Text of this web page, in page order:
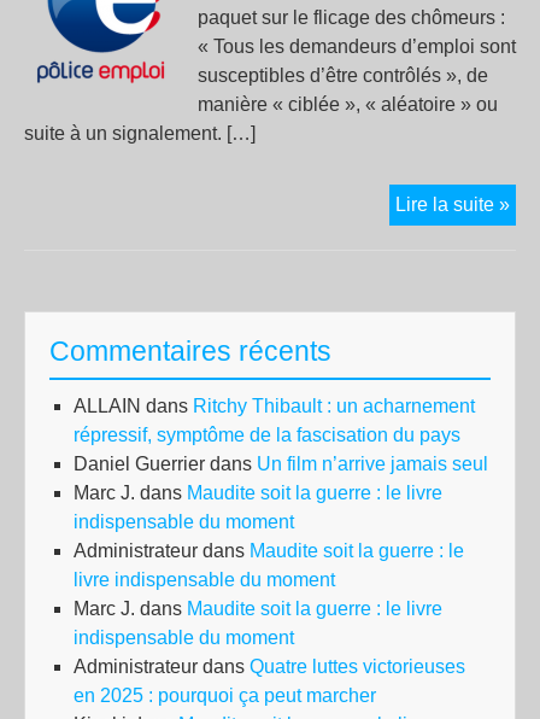
paquet sur le flicage des chômeurs :
« Tous les demandeurs d’emploi sont
susceptibles d’être contrôlés », de
manière « ciblée », « aléatoire » ou
suite à un signalement. […]
Lire la suite »
Ce
Commentaires récents
ALLAIN dans Ritchy Thibault : un acharnement
répressif, symptôme de la fascisation du pays
Daniel Guerrier dans Un film n’arrive jamais seul
Marc J. dans Maudite soit la guerre : le livre
indispensable du moment
Administrateur dans Maudite soit la guerre : le
livre indispensable du moment
Marc J. dans Maudite soit la guerre : le livre
indispensable du moment
Administrateur dans Quatre luttes victorieuses
en 2025 : pourquoi ça peut marcher